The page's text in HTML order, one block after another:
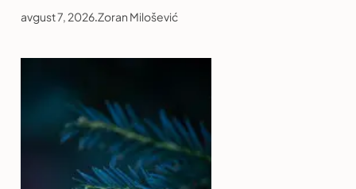
avgust 7, 2026.Zoran Milošević